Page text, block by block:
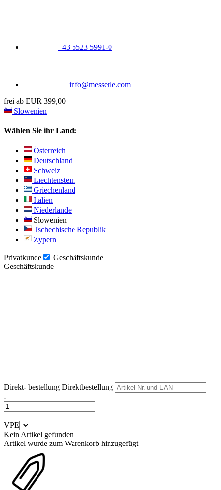
+43 5523 5991-0
info@messerle.com
frei ab EUR 399,00
Slowenien
Wählen Sie ihr Land:
Österreich
Deutschland
Schweiz
Liechtenstein
Griechenland
Italien
Niederlande
Slowenien
Tschechische Republik
Zypern
Privatkunde
Geschäftskunde
Geschäftskunde
Direkt- bestellung Direktbestellung
-
+
VPE
Kein Artikel gefunden
Artikel wurde zum Warenkorb hinzugefügt